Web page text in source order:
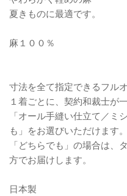
夏きものに最適です。
麻１００％
寸法を全て指定できるフル
１着ごとに、契約和裁士が
「オール手縫い仕立て／ミ
も」をお選びいただけます
「どちらでも」の場合は、
方でお届けします。
日本製